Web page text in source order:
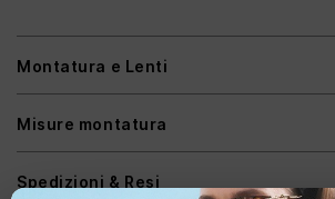
Montatura e Lenti
Misure montatura
Spedizioni & Resi